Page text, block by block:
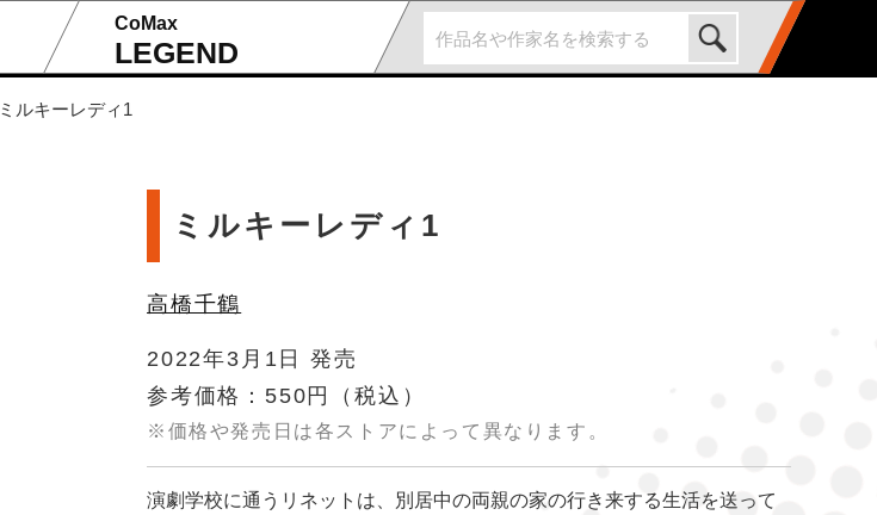
CoMax
LEGEND
ミルキーレディ1
ミルキーレディ1
高橋千鶴
2022年3月1日 発売
参考価格：550円
（税込）
※価格や発売日は各ストアによって異なります。
演劇学校に通うリネットは、別居中の両親の家の行き来する生活を送って